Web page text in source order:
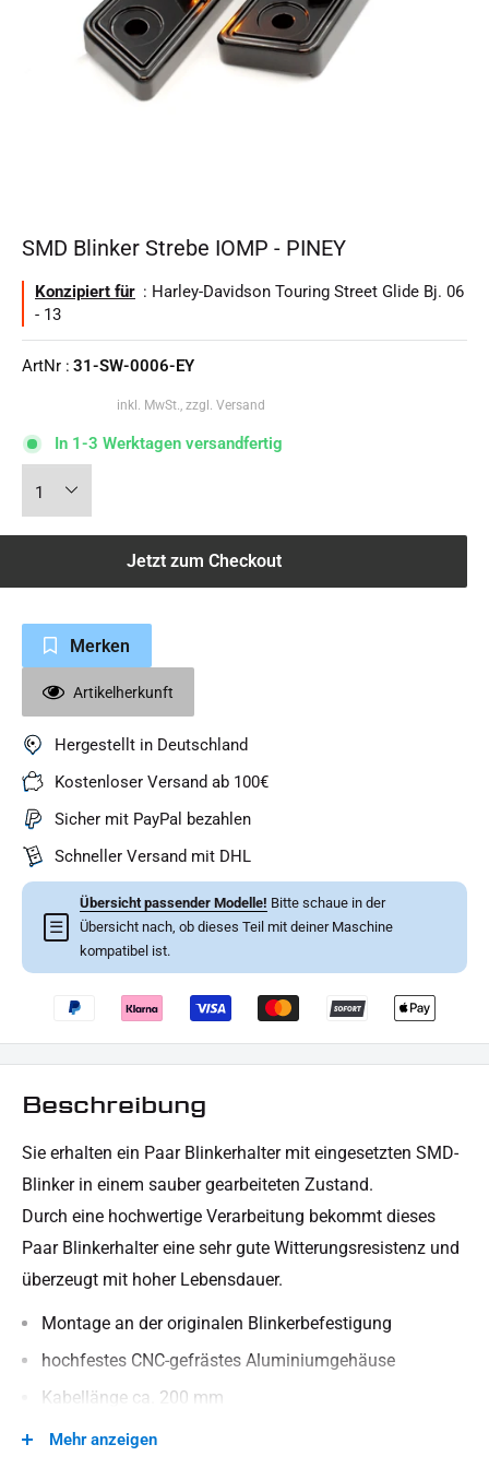
SMD Blinker Strebe IOMP - PINEY
Konzipiert für : Harley-Davidson Touring Street Glide Bj. 06
- 13
ArtNr : 31-SW-0006-EY
inkl. MwSt., zzgl. Versand
In 1-3 Werktagen versandfertig
Jetzt zum Checkout
Merken
Artikelherkunft
Hergestellt in Deutschland
Kostenloser Versand ab 100€
Sicher mit PayPal bezahlen
Schneller Versand mit DHL
☰
Übersicht passender Modelle! Bitte schaue in der
Übersicht nach, ob dieses Teil mit deiner Maschine
kompatibel ist.
Beschreibung
Sie erhalten ein Paar Blinkerhalter mit eingesetzten SMD-
Blinker in einem sauber gearbeiteten Zustand.
Durch eine hochwertige Verarbeitung bekommt dieses
Paar Blinkerhalter eine sehr gute Witterungsresistenz und
überzeugt mit hoher Lebensdauer.
Montage an der originalen Blinkerbefestigung
hochfestes CNC-gefrästes Aluminiumgehäuse
Kabellänge ca. 200 mm
SMD-Blinker Einsatz mit E-Prüfzeichen
Mehr anzeigen